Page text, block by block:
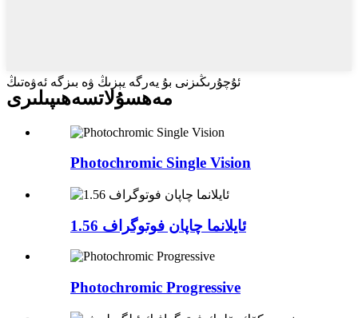
ئۇچۇرىڭىزنى بۇ يەرگە يېزىڭ ۋە بىزگە ئەۋەتىڭ
مەھسۇلاتسەھىپىلىرى
Photochromic Single Vision
1.56 ئايلانما چاپان فوتوگراف
Photochromic Progressive